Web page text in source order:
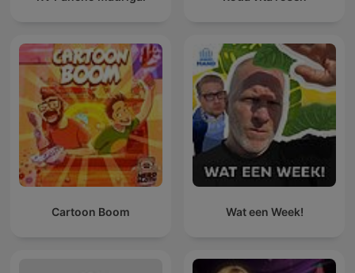
Cartoon Boom Wat een Week!